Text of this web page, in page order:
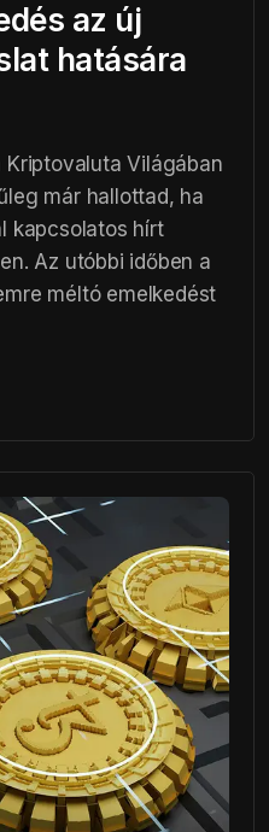
az új
hatására
Kriptovaluta Világában
már hallottad, ha
kapcsolatos hírt
Az utóbbi időben a
méltó emelkedést